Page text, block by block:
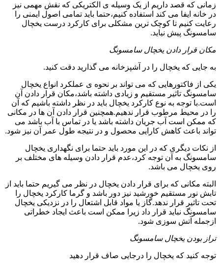
زمانی که قصد داریم از یک وسیله ی الکتریکی که نقش مهمی نیز
در خانه ایفا می کند استفاده کنیم،حتما باید تمامی اصول ایمنی را
رعایت کنیم تا کوچک ترین مشکلی برای کارکرد درست یخچال
سامسونگ پیش نیاید.
مکان قرار دادن یخچال سامسونگ
به جایی که یخچال را در آشپزخانه می گذارید دقت کنید.
یکی از فاکتورهایی که می تواند بر نحوه ی عملکرد انواع یخچال
سامسونگ تاثیر مستقیم و زیادی داشته باشد،مکان قرار دادن آن
است.با توجه به نوع کارکرد یخچال باید در نظر داشته باشیم که آن
را در محیط مرطوب قرار ندهیم.همچنین قرار دادن آن ها در مکانی
که ممکن است آب جریان داشته باشد یا در تماس با آب باشد می
تواند باعث کاهش کارایی محصول و در نتیجه طول عمر آن نیز شود.
از نکات دیگری که در این مورد باید حتما برای نگهداری یخچال
سامسونگ به آن توجه کرد،عدم قرار دادن وسیله های مختلف بر
روی یخچال می باشد.
البته مکانی که برای قرار دادن یخچال در نظر می گیریم حتما باید از
تابش نور مستقیم خورشید نیز دور باشد و گرما کارکرد یخچال را
تحت تاثیر قرار ندهد.گاز یا مواد قابل اشتعال را در نزدیکی یخچال
سامسونگ نباید قرار داد زیرا ممکن است باعث ایجاد خطراتی
ازجمله آتش سوزی شود.
تراز بودن یخچال سامسونگ
توجه کنید که یخچال را درجایی صاف قرار دهید